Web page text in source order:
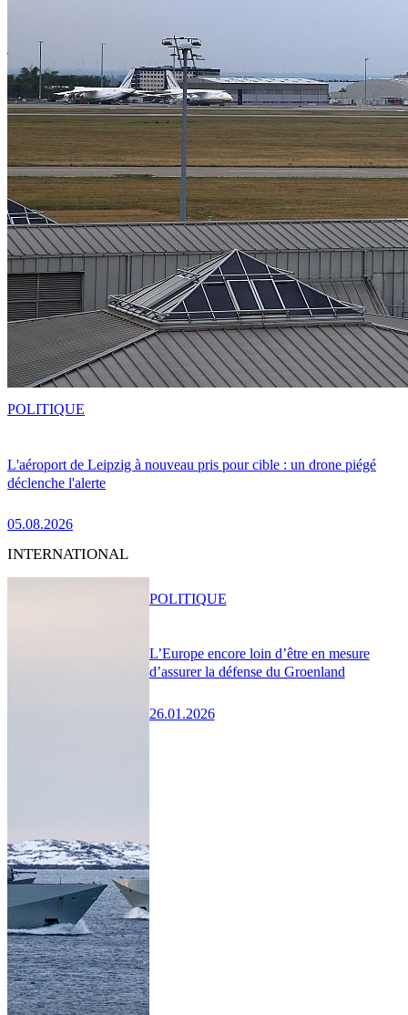
L'aéroport de Leipzig à nouveau pris pour cible : un drone piégé
déclenche l'alerte
05.08.2026
POLITIQUE
INTERNATIONAL
L’Europe encore loin d’être en mesure
d’assurer la défense du Groenland
26.01.2026
POLITIQUE